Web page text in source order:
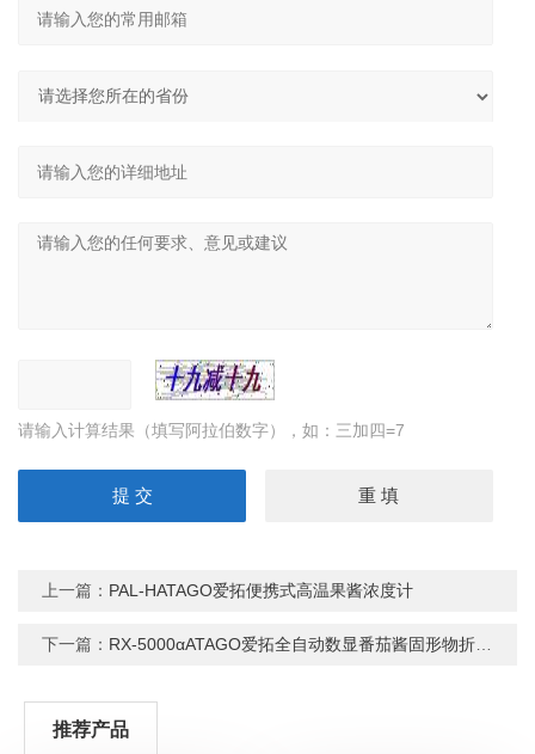
请输入计算结果（填写阿拉伯数字），如：三加四=7
上一篇： PAL-HATAGO爱拓便携式高温果酱浓度计
下一篇： RX-5000αATAGO爱拓全自动数显番茄酱固形物折光仪
推荐产品